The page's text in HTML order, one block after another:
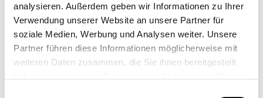
analysieren. Außerdem geben wir Informationen zu Ihrer
Verwendung unserer Website an unsere Partner für
soziale Medien, Werbung und Analysen weiter. Unsere
Partner führen diese Informationen möglicherweise mit
weiteren Daten zusammen, die Sie ihnen bereitgestellt
129,95 €*